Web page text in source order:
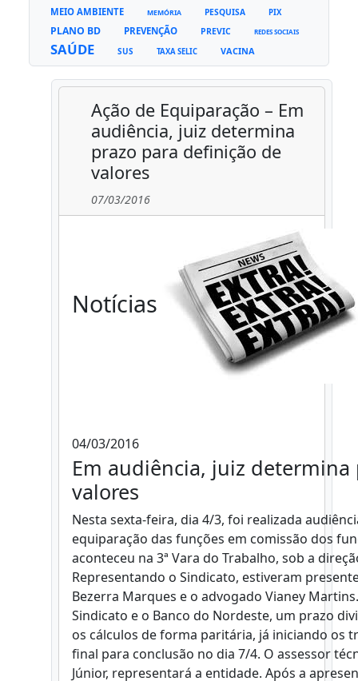
MEIO AMBIENTE MEMÓRIA PESQUISA PIX
PLANO BD PREVENÇÃO PREVIC REDES SOCIAIS
SAÚDE SUS TAXA SELIC VACINA
Ação de Equiparação – Em
audiência, juiz determina
prazo para definição de
valores
07/03/2016
Notícias
04/03/2016
Em audiência, juiz
valores
Nesta sexta-feira, dia 4/3, foi realizada
equiparação das funções em comissão dos
aconteceu na 3ª Vara do Trabalho, sob a
Representando o Sindicato, estiveram
Bezerra Marques e o advogado Vianey
Sindicato e o Banco do Nordeste, um prazo
os cálculos de forma paritária, já iniciando os
final para conclusão no dia 7/4. O assessor
Júnior, representará a entidade. Após a